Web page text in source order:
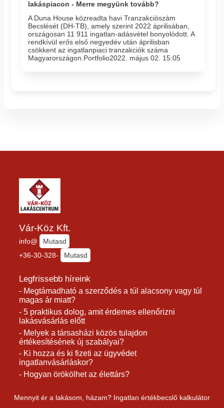
lakáspiacon - Merre megyünk tovább?
A Duna House közreadta havi Tranzakciószám
Becslését (DH-TB), amely szerint 2022 áprilisában,
országosan 11 911 ingatlan-adásvétel bonyolódott. A
rendkívül erős első negyedév után áprilisban
csökkent az ingatlanpiaci tranzakciók száma
Magyarországon.Portfolio2022. május 02. 15:05
Vár-Köz Kft.
info@
Mutasd
+36-30-328-
Mutasd
Legfrissebb híreink
- Megtámadható a szerződés a túl alacsony vagy túl
magas ár miatt?
- 5 praktikus dolog, amit érdemes ellenőrizni
lakásvásárlás előtt
- Melyek a társasházi közös tulajdon
értékesítésének új szabályai?
- Ki hozza és ki fizeti az ügyvédet
ingatlanvásárláskor?
- Hogyan örökölhet az élettárs?
Mennyit ér a lakásom, házam? Ingatlan értékbecslő kalkulátor